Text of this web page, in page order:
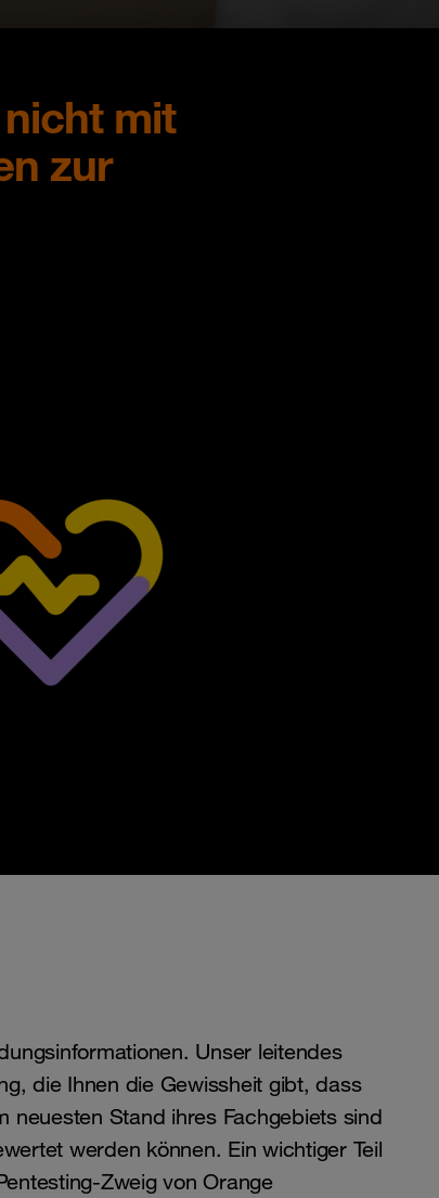
mit
zur
Unser leitendes
die Ihnen die Gewissheit gibt, dass
neuesten Stand ihres Fachgebiets sind
werden können. Ein wichtiger Teil
Zweig von Orange